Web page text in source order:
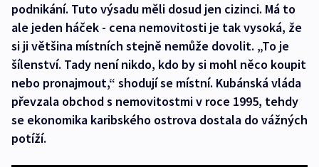
podnikání. Tuto výsadu měli dosud jen cizinci. Má to
ale jeden háček - cena nemovitosti je tak vysoká, že
si ji většina místních stejně nemůže dovolit. „To je
šílenství. Tady není nikdo, kdo by si mohl něco koupit
nebo pronajmout,“ shodují se místní. Kubánská vláda
převzala obchod s nemovitostmi v roce 1995, tehdy
se ekonomika karibského ostrova dostala do vážných
potíží.